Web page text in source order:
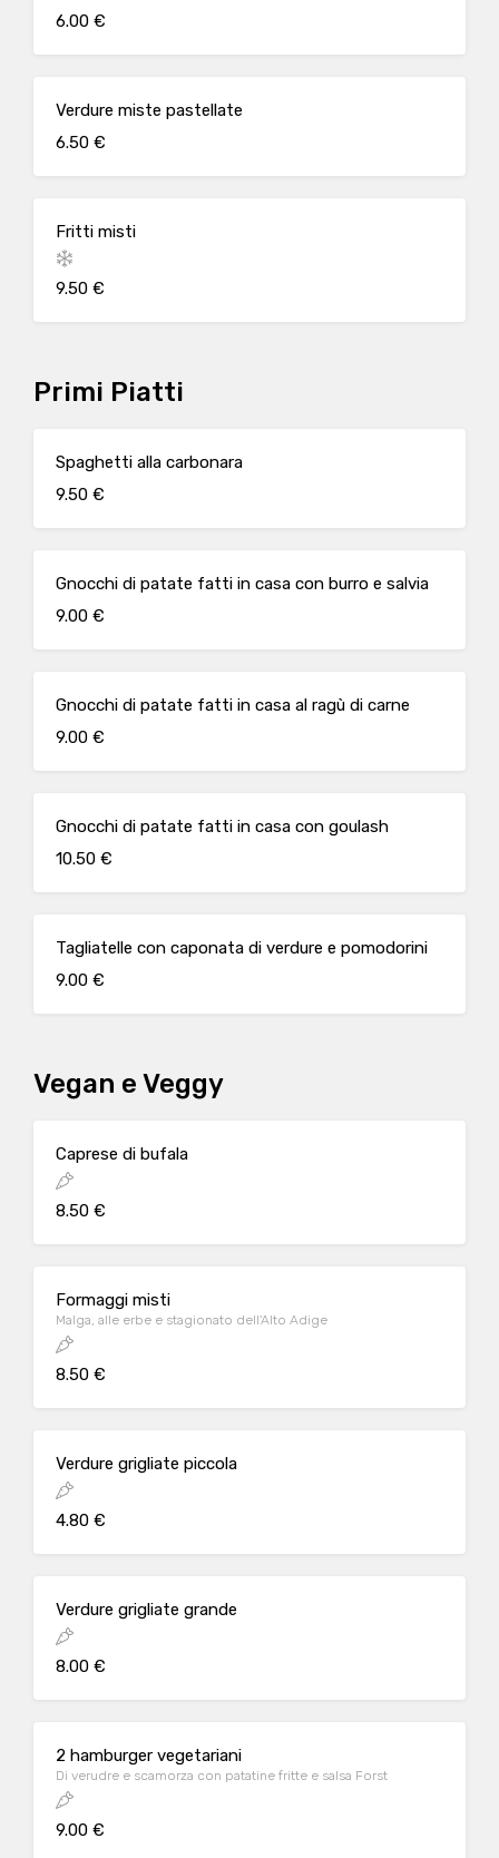
6.00 €
Verdure miste pastellate
6.50 €
Fritti misti
9.50 €
Primi Piatti
Spaghetti alla carbonara
9.50 €
Gnocchi di patate fatti in casa con burro e salvia
9.00 €
Gnocchi di patate fatti in casa al ragù di carne
9.00 €
Gnocchi di patate fatti in casa con goulash
10.50 €
Tagliatelle con caponata di verdure e pomodorini
9.00 €
Vegan e Veggy
Caprese di bufala
8.50 €
Formaggi misti
Malga, alle erbe e stagionato dell'Alto Adige
8.50 €
Verdure grigliate piccola
4.80 €
Verdure grigliate grande
8.00 €
2 hamburger vegetariani
Di verudre e scamorza con patatine fritte e salsa Forst
9.00 €